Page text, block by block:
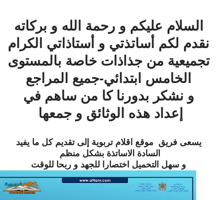
السلام عليكم و رحمة الله و بركاته
نقدم لكم أساتذتي و أستاذاتي الكرام
تجميعية من جذاذات خاصة بالمستوى
الخامس ابتدائي-جميع المراجع
و نشكر بدورنا كا من ساهم في
إعداد هذه الوثائق و جمعها
يسعى فريق موقع اقلام تربوية إلى تقديم كل ما يفيد
السادة الاساتذة بشكل منظم
و سهل التحميل اختصارا للجهد و ربحا للوقت